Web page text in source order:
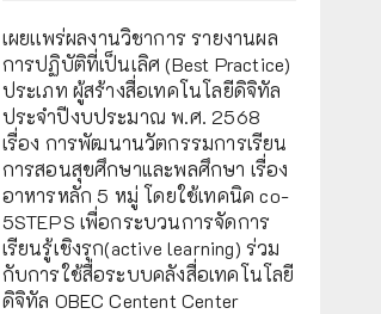
เผยเเพร่ผลงานวิชาการ รายงานผล
การปฏิบัติที่เป็นเลิศ (Best Practice)
ประเภท ผู้สร้างสื่อเทคโนโลยีดิจิทัล
ประจำปีงบประมาณ พ.ศ. 2568
เรื่อง การพัฒนานวัตกรรมการเรียน
การสอนสุขศึกษาและพลศึกษา เรื่อง
อาหารหลัก 5 หมู่ โดยใช้เทคนิค co-
5STEPS เพื่อกระบวนการจัดการ
เรียนรู้เชิงรุก(active learning) ร่วม
กับการใช้สื่อระบบคลังสื่อเทคโนโลยี
ดิจิทัล OBEC Centent Center